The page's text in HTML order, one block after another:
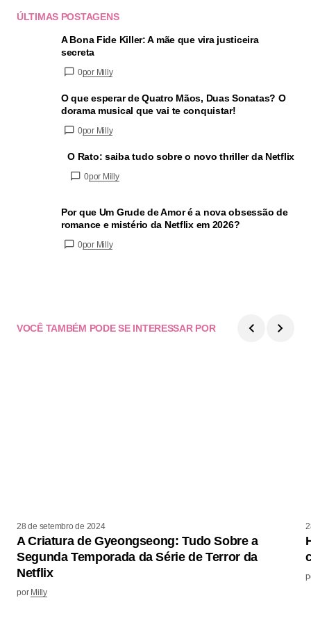
ÚLTIMAS POSTAGENS
A Bona Fide Killer: A mãe que vira justiceira
secreta
0por Milly
O que esperar de Quatro Mãos, Duas Sonatas? O
dorama musical que vai te conquistar!
0por Milly
O Rato: saiba tudo sobre o novo thriller da Netflix
0por Milly
Por que Um Grude de Amor é a nova obsessão de
romance e mistério da Netflix em 2026?
0por Milly
VOCÊ TAMBÉM PODE SE INTERESSAR POR
28 de setembro de 2024
A Criatura de Gyeongseong: Tudo Sobre a
Segunda Temporada da Série de Terror da
Netflix
por Milly